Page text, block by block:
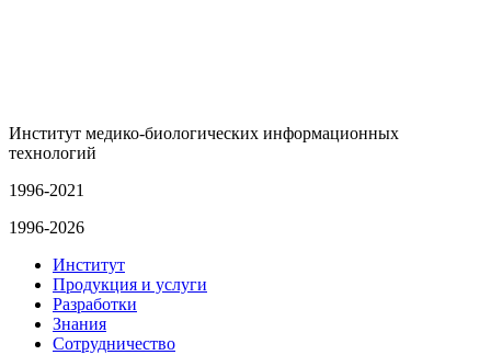
Институт медико-биологических информационных
технологий
1996-2021
1996-2026
Институт
Продукция и услуги
Разработки
Знания
Сотрудничество